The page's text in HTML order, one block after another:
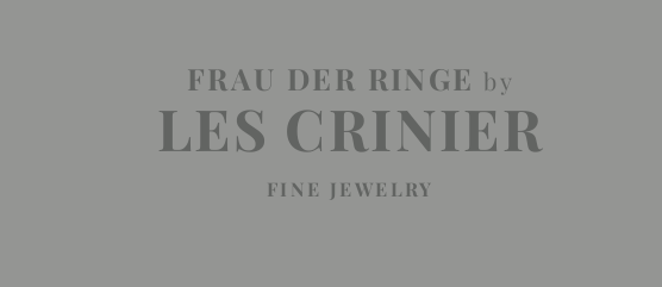
FRAU DER RINGE by
LES CRINIER
FINE JEWELRY